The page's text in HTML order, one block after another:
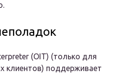
(OIT) (только для
клиентов) поддерживает